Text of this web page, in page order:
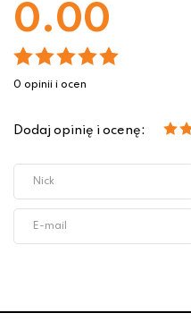
0.00
0 opinii i ocen
Dodaj opinię i ocenę: